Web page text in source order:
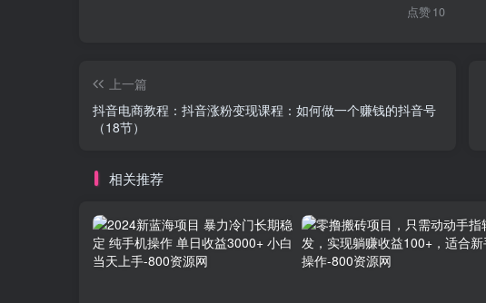
点赞10
上一篇
抖音电商教程：抖音涨粉变现课程：如何做一个赚钱的抖音号
（18节）
相关推荐